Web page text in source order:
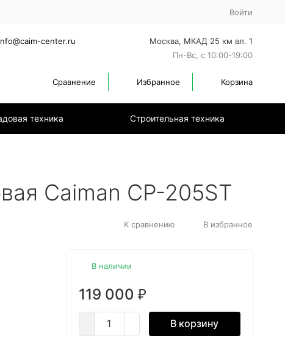
Войти
center.ru
Москва, МКАД 25 км вл. 1
Пн-Вс, с 10:00-19:00
Сравнение Избранное Корзина
техника Строительная техника
Caiman CP-205ST
К сравнению В избранное
В наличии
119 000 ₽
В корзину